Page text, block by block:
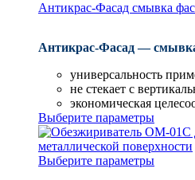
Антикрас-Фасад смывка
Антикрас-Фасад —
универсальность
не стекает с
экономическая
Выберите параметры
Выберите параметры